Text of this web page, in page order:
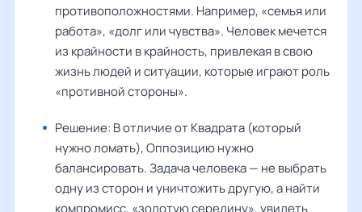
противоположностями. Например, «семья или
работа», «долг или чувства». Человек мечется
из крайности в крайность, привлекая в свою
жизнь людей и ситуации, которые играют роль
«противной стороны».
Решение: В отличие от Квадрата (который
нужно ломать), Оппозицию нужно
балансировать. Задача человека — не выбрать
одну из сторон и уничтожить другую, а найти
компромисс, «золотую середину», увидеть